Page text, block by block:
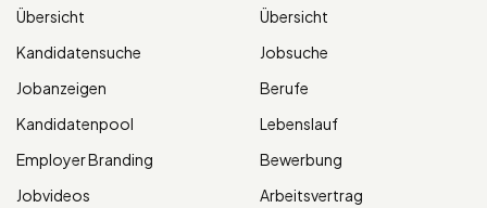
Übersicht
Kandidatensuche
Jobanzeigen
Kandidatenpool
Employer Branding
Jobvideos
Übersicht
Jobsuche
Berufe
Lebenslauf
Bewerbung
Arbeitsvertrag